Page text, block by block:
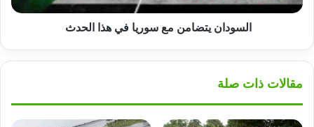
السودان يتضامن مع سوريا في هذا الحدث
مقالات ذات صلة